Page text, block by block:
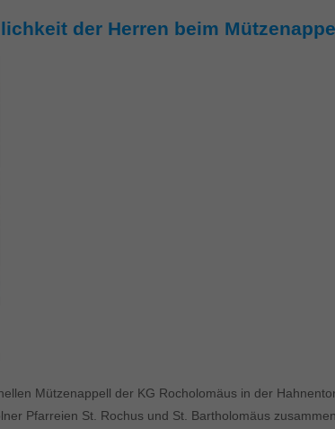
der Herren beim
Mützenappell der KG Rocholomäus in der
Pfarreien St. Rochus und St. Bartholomäus